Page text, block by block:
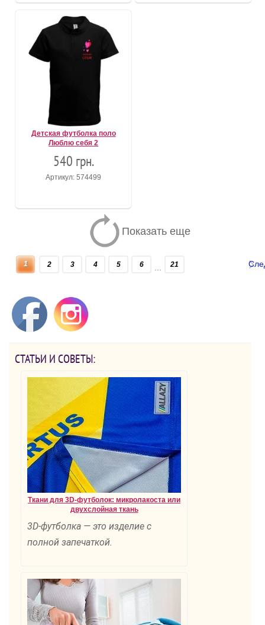
Детская футболка поло
Люблю себя 2
540 грн.
Артикул: 574499
Показать еще
1 2 3 4 5 6 21
СТАТЬИ И СОВЕТЫ:
Ткани для 3D-футболок: микролакоста или
двухслойная ткань
3D-футболка — это изделие с
полной запечаткой.